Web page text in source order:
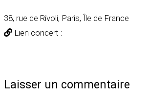
38, rue de Rivoli, Paris, Île de France
Lien concert :
Laisser un commentaire